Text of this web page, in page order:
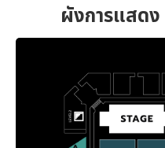
ผังการแสด